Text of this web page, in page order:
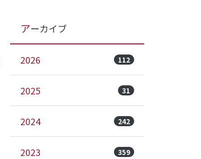
アーカイブ
2026 112
2025 31
2024 242
2023 359